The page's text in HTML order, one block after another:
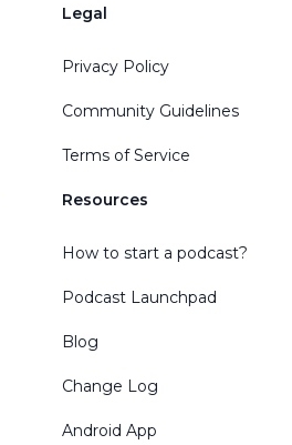
Legal
Privacy Policy
Community Guidelines
Terms of Service
Resources
How to start a podcast?
Podcast Launchpad
Blog
Change Log
Android App